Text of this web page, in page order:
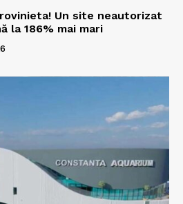
Un site neautorizat
la 186% mai mari